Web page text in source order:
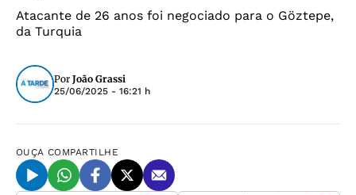
Atacante de 26 anos foi negociado para o Göztepe,
da Turquia
Por João Grassi
25/06/2025 - 16:21 h
OUÇA COMPARTILHE